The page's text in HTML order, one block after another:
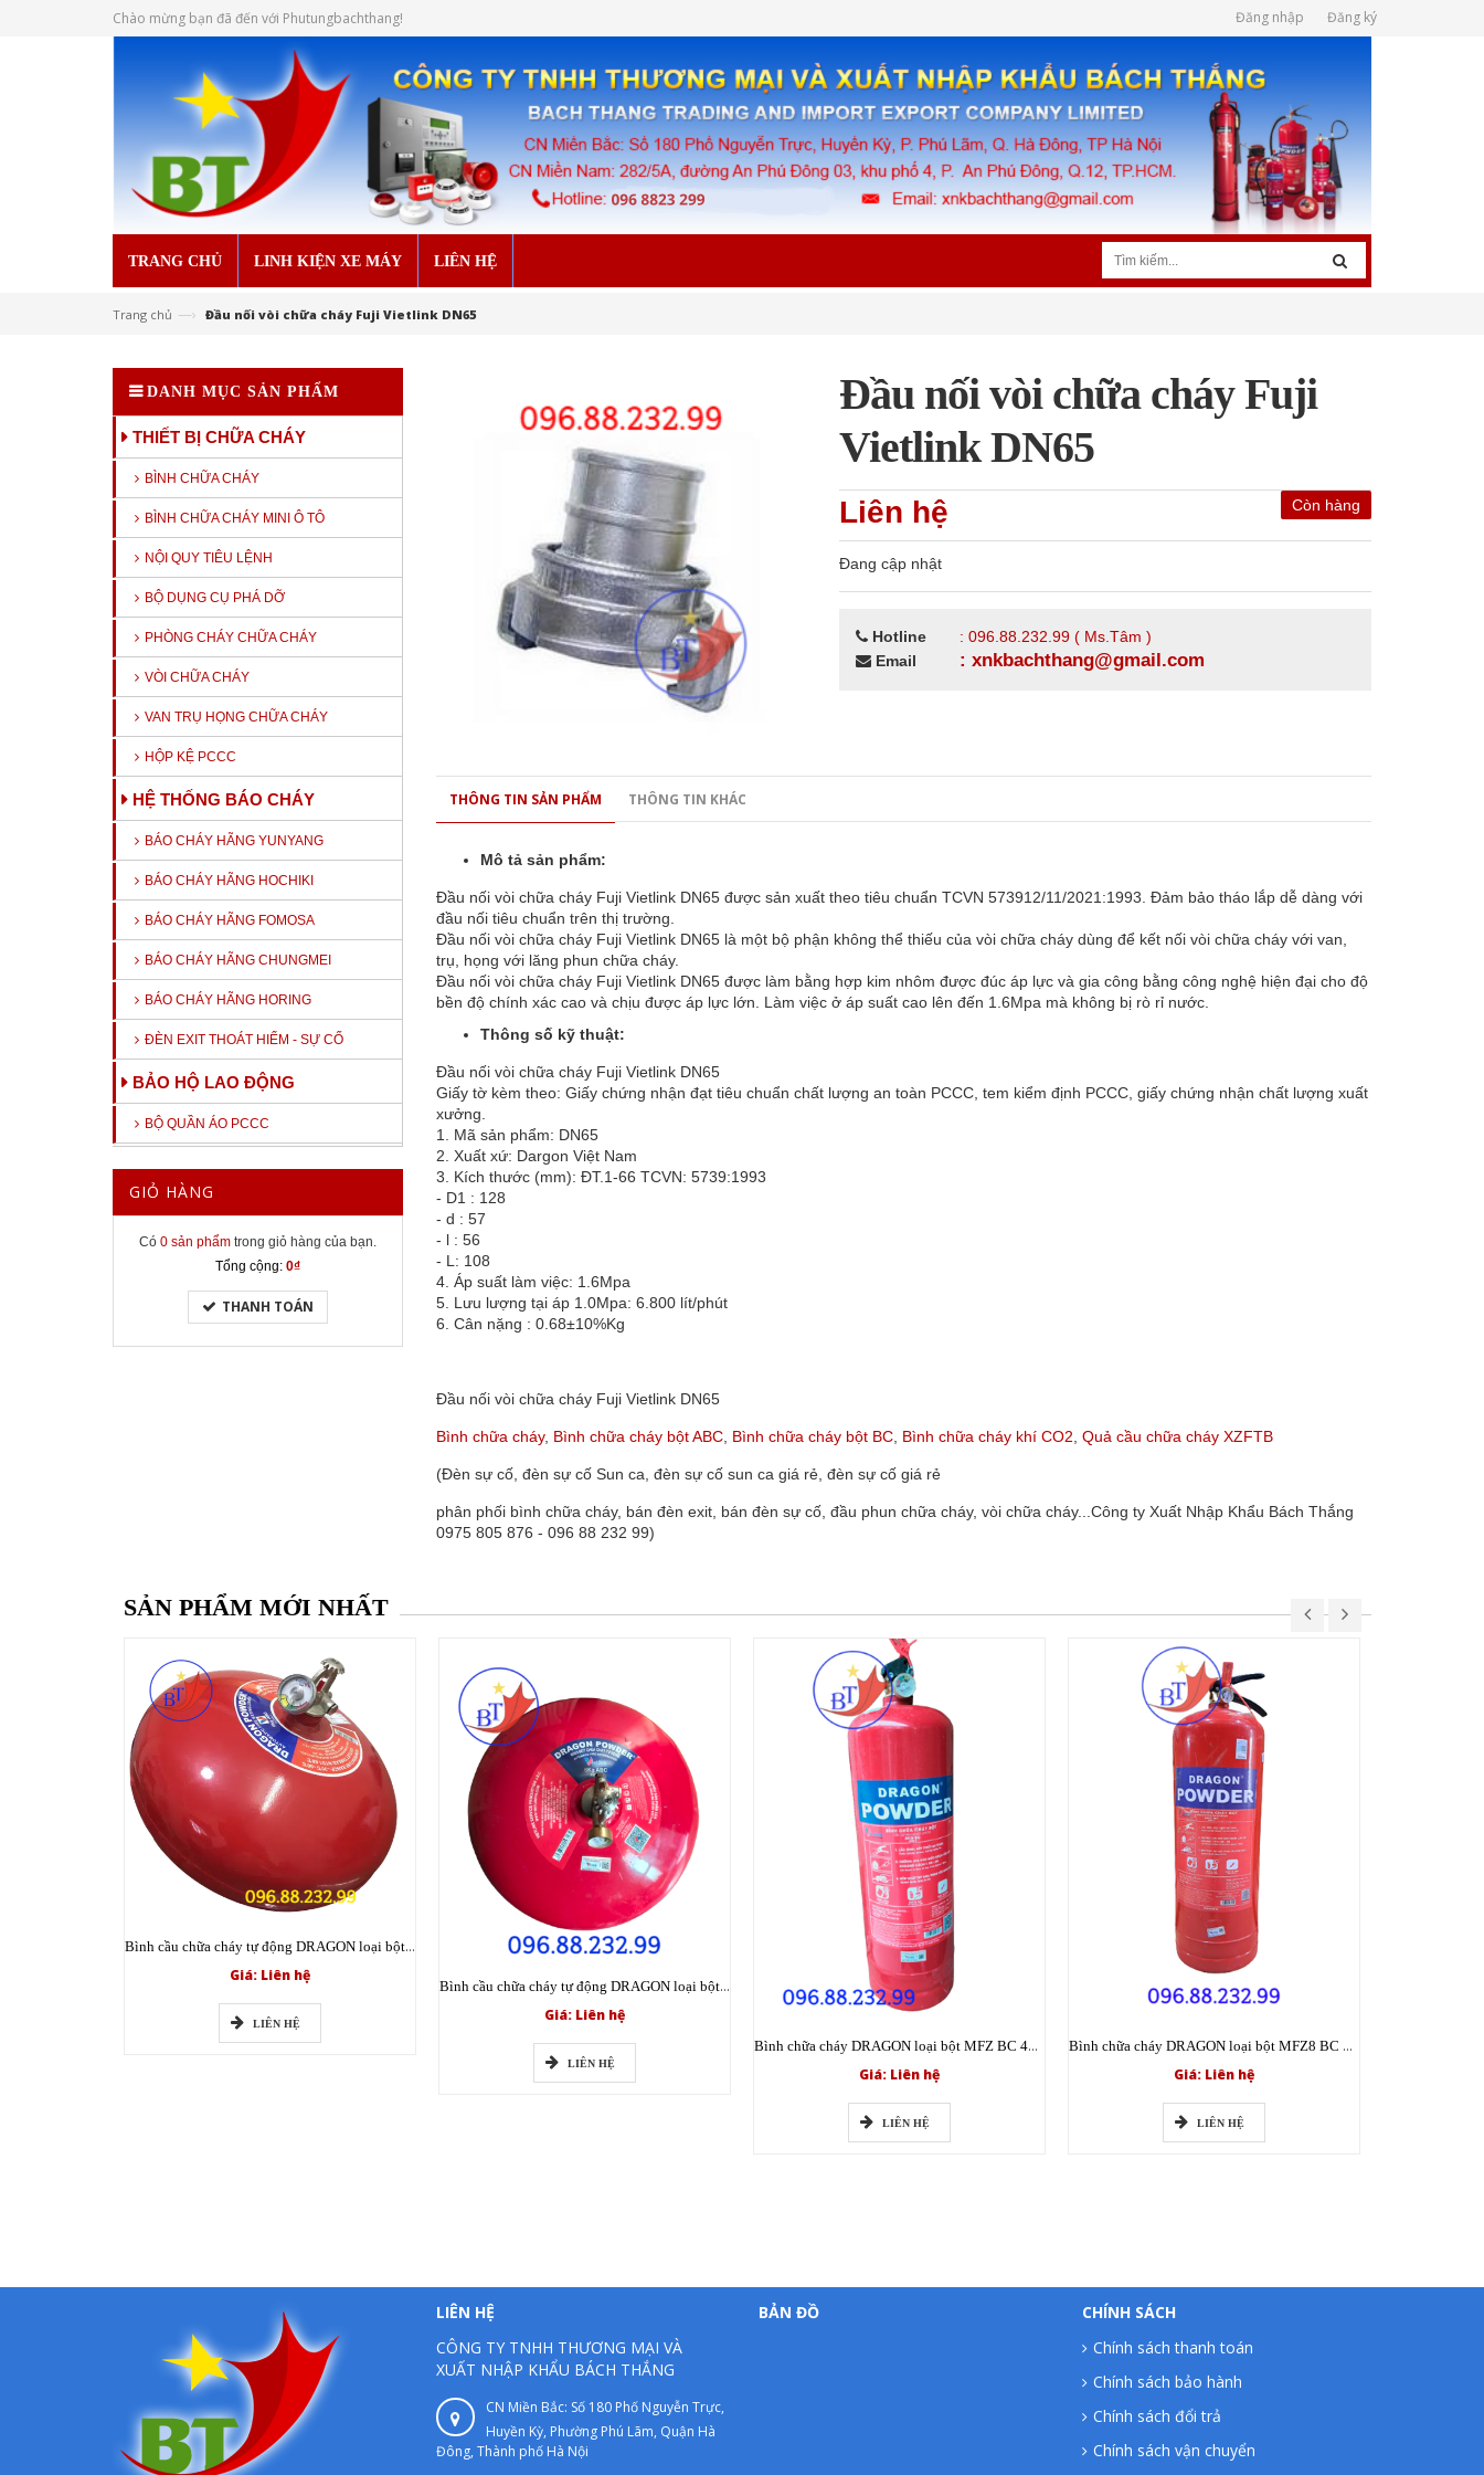
Chào mừng bạn đã đến với Phutungbachthang! Đăng nhập Đăng ký
TRANG CHỦ LINH KIỆN XE MÁY LIÊN HỆ
Trang chủ —› Đầu nối vòi chữa cháy Fuji Vietlink DN65
DANH MỤC SẢN PHẨM
THIẾT BỊ CHỮA CHÁY
BÌNH CHỮA CHÁY
BÌNH CHỮA CHÁY MINI Ô TÔ
NỘI QUY TIÊU LỆNH
BỘ DỤNG CỤ PHÁ DỠ
PHÒNG CHÁY CHỮA CHÁY
VÒI CHỮA CHÁY
VAN TRỤ HỌNG CHỮA CHÁY
HỘP KỆ PCCC
HỆ THỐNG BÁO CHÁY
BÁO CHÁY HÃNG YUNYANG
BÁO CHÁY HÃNG HOCHIKI
BÁO CHÁY HÃNG FOMOSA
BÁO CHÁY HÃNG CHUNGMEI
BÁO CHÁY HÃNG HORING
ĐÈN EXIT THOÁT HIỂM - SỰ CỐ
BẢO HỘ LAO ĐỘNG
BỘ QUẦN ÁO PCCC
GIỎ HÀNG
Có 0 sản phẩmtrong giỏ hàng của bạn.
Tổng cộng: 0₫
THANH TOÁN
Đầu nối vòi chữa cháy Fuji
Vietlink DN65
Còn hàng
Liên hệ
Đang cập nhật
Hotline
: 096.88.232.99 ( Ms.Tâm )
Email
: xnkbachthang@gmail.com
THÔNG TIN SẢN PHẨM THÔNG TIN KHÁC
Mô tả sản phẩm:
Đầu nối vòi chữa cháy Fuji Vietlink DN65 được sản xuất theo tiêu chuẩn TCVN 573912/11/2021:1993. Đảm bảo tháo lắp dễ dàng với
đầu nối tiêu chuẩn trên thị trường.
Đầu nối vòi chữa cháy Fuji Vietlink DN65 là một bộ phận không thể thiếu của vòi chữa cháy dùng để kết nối vòi chữa cháy với van,
trụ, họng với lăng phun chữa cháy.
Đầu nối vòi chữa cháy Fuji Vietlink DN65 được làm bằng hợp kim nhôm được đúc áp lực và gia công bằng công nghệ hiện đại cho độ
bền độ chính xác cao và chịu được áp lực lớn. Làm việc ở áp suất cao lên đến 1.6Mpa mà không bị rò rỉ nước.
Thông số kỹ thuật:
Đầu nối vòi chữa cháy Fuji Vietlink DN65
Giấy tờ kèm theo: Giấy chứng nhận đạt tiêu chuẩn chất lượng an toàn PCCC, tem kiểm định PCCC, giấy chứng nhận chất lượng xuất
xưởng.
1. Mã sản phẩm: DN65
2. Xuất xứ: Dargon Việt Nam
3. Kích thước (mm): ĐT.1-66 TCVN: 5739:1993
- D1 : 128
- d : 57
- l : 56
- L: 108
4. Áp suất làm việc: 1.6Mpa
5. Lưu lượng tại áp 1.0Mpa: 6.800 lít/phút
6. Cân nặng : 0.68±10%Kg
Đầu nối vòi chữa cháy Fuji Vietlink DN65
Bình chữa cháy, Bình chữa cháy bột ABC, Bình chữa cháy bột BC, Bình chữa cháy khí CO2 Quả cầu chữa cháy XZFTB
(Đèn sự cố, đèn sự cố Sun ca, đèn sự cố sun ca giá rẻ, đèn sự cố giá rẻ
phân phối bình chữa cháy, bán đèn exit, bán đèn sự cố, đầu phun chữa cháy, vòi chữa cháy...Công ty Xuất Nhập Khẩu Bách Thắng
0975 805 876 - 096 88 232 99)
SẢN PHẨM MỚI NHẤT
Bình cầu chữa cháy tự động DRAGON loại bột XZFT6 ABC 6kg có tem kiểm định
Giá: Liên hệ
LIÊN HỆ
Bình cầu chữa cháy tự động DRAGON loại bột XZFT8 ABC 8kg có tem kiểm định
Giá: Liên hệ
LIÊN HỆ
Bình chữa cháy DRAGON loại bột MFZ BC 4kg có tem kiểm định
Giá: Liên hệ
LIÊN HỆ
Bình chữa cháy DRAGON loại bột MFZ8 BC 8kg có tem kiểm định
Giá: Liên hệ
LIÊN HỆ
LIÊN HỆ
CÔNG TY TNHH THƯƠNG MẠI VÀ
XUẤT NHẬP KHẨU BÁCH THẮNG
CN Miền Bắc: Số 180 Phố Nguyễn Trực,
Huyền Kỳ, Phường Phú Lãm, Quận Hà
Đông, Thành phố Hà Nội
BẢN ĐỒ
CHÍNH SÁCH
Chính sách thanh toán
Chính sách bảo hành
Chính sách đổi trả
Chính sách vận chuyển